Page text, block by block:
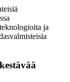
ja